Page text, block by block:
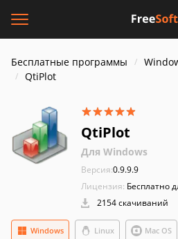
Бесплатные программы
QtiPlot
QtiPlot
Для Windows
Версия:0.9.9.9
Лицензия: Бесплатно
2154 скачиваний
Windows Linux Mac OS